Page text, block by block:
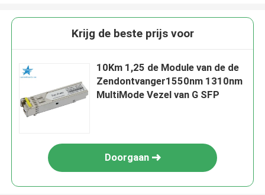
Krijg de beste prijs voor
10Km 1,25 de Module van de de
Zendontvanger1550nm 1310nm
MultiMode Vezel van G SFP
Doorgaan